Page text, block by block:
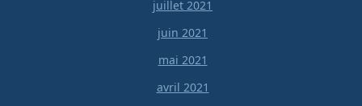
juillet 2021
juin 2021
mai 2021
avril 2021